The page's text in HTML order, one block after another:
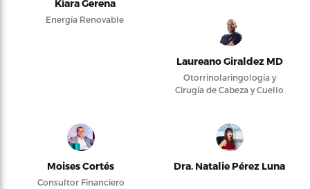
Kiara Gerena
Energía Renovable
Laureano Giraldez MD
Otorrinolaringología y
Cirugía de Cabeza y Cuello
Moises Cortés
Consultor Financiero
Dra. Natalie Pérez Luna